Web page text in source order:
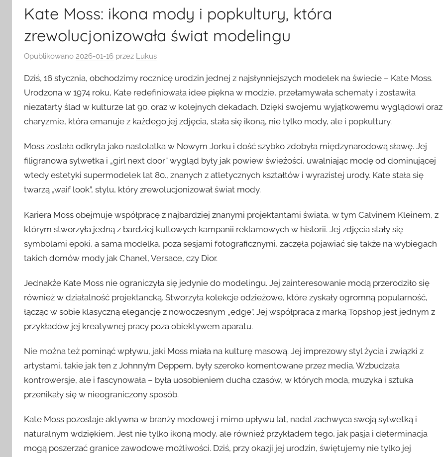
Kate Moss: ikona mody i popkultury, która
zrewolucjonizowała świat modelingu
Opublikowano 2026-01-16 przez Lukus
Dziś, 16 stycznia, obchodzimy rocznicę urodzin jednej z najsłynniejszych modelek na świecie – Kate Moss.
Urodzona w 1974 roku, Kate redefiniowała idee piękna w modzie, przełamywała schematy i zostawiła
niezatarty ślad w kulturze lat 90. oraz w kolejnych dekadach. Dzięki swojemu wyjątkowemu wyglądowi oraz
charyzmie, która emanuje z każdego jej zdjęcia, stała się ikoną, nie tylko mody, ale i popkultury.
Moss została odkryta jako nastolatka w Nowym Jorku i dość szybko zdobyła międzynarodową sławę. Jej
filigranowa sylwetka i „girl next door” wygląd były jak powiew świeżości, uwalniając modę od dominującej
wtedy estetyki supermodelek lat 80., znanych z atletycznych kształtów i wyrazistej urody. Kate stała się
twarzą „waif look”, stylu, który zrewolucjonizował świat mody.
Kariera Moss obejmuje współpracę z najbardziej znanymi projektantami świata, w tym Calvinem Kleinem, z
którym stworzyła jedną z bardziej kultowych kampanii reklamowych w historii. Jej zdjęcia stały się
symbolami epoki, a sama modelka, poza sesjami fotograficznymi, zaczęła pojawiać się także na wybiegach
takich domów mody jak Chanel, Versace, czy Dior.
Jednakże Kate Moss nie ograniczyła się jedynie do modelingu. Jej zainteresowanie modą przerodziło się
również w działalność projektancką. Stworzyła kolekcje odzieżowe, które zyskały ogromną popularność,
łącząc w sobie klasyczną elegancję z nowoczesnym „edge”. Jej współpraca z marką Topshop jest jednym z
przykładów jej kreatywnej pracy poza obiektywem aparatu.
Nie można też pominąć wpływu, jaki Moss miała na kulturę masową. Jej imprezowy styl życia i związki z
artystami, takie jak ten z Johnny’m Deppem, były szeroko komentowane przez media. Wzbudzała
kontrowersje, ale i fascynowała – była uosobieniem ducha czasów, w których moda, muzyka i sztuka
przenikały się w nieograniczony sposób.
Kate Moss pozostaje aktywna w branży modowej i mimo upływu lat, nadal zachwyca swoją sylwetką i
naturalnym wdziękiem. Jest nie tylko ikoną mody, ale również przykładem tego, jak pasja i determinacja
mogą poszerzać granice zawodowe możliwości. Dziś, przy okazji jej urodzin, świętujemy nie tylko jej